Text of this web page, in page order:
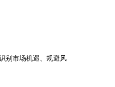
别市场机遇、规避风